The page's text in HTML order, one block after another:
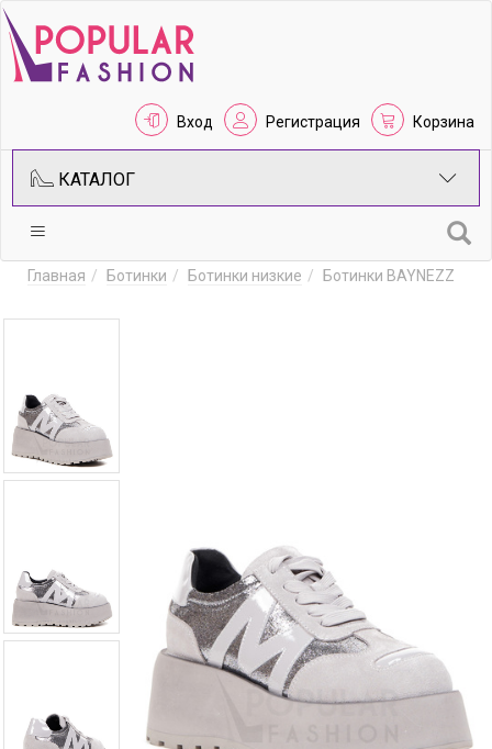
Вход Регистрация Корзина
КАТАЛОГ
Главная Ботинки Ботинки низкие Ботинки BAYNEZZ